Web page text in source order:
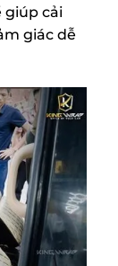
giúp cải
giác dễ